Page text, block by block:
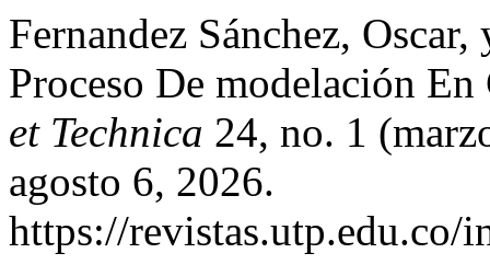
Fernandez Sánchez,
Proceso De modelación
et Technica 24, no. 1
agosto 6, 2026.
https://revistas.utp.edu.co/